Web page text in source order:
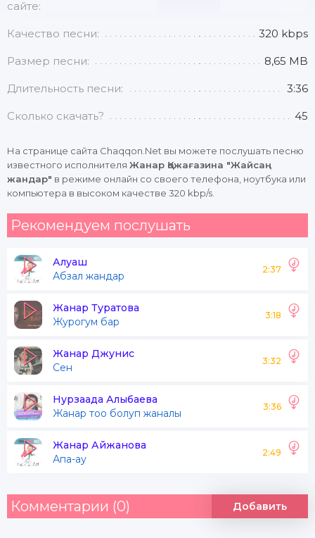
сайте:
Качество песни: 320 kbps
Размер песни: 8,65 MB
Длительность песни: 3:36
Сколько скачать? 45
На странице сайта Chaqqon.Net вы можете послушать песню
известного исполнителя Жанар Қожағазина "Жайсаң
жандар" в режиме онлайн со своего телефона, ноутбука или
компьютера в высоком качестве 320 kbp/s.
Рекомендуем послушать
Алуаш
Абзал жандар
2:37
Жанар Туратова
Журогум бар
3:18
Жанар Джунис
Сен
3:32
Нурзаада Алыбаева
Жанар тоо болуп жаналы
3:36
Жанар Айжанова
Апа-ау
2:49
Комментарии (0) Добавить